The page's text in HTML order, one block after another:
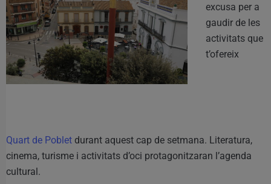
excusa per a
gaudir de les
activitats que
t’ofereix
Quart de Poblet durant aquest cap de setmana. Literatura,
cinema, turisme i activitats d’oci protagonitzaran l’agenda
cultural.